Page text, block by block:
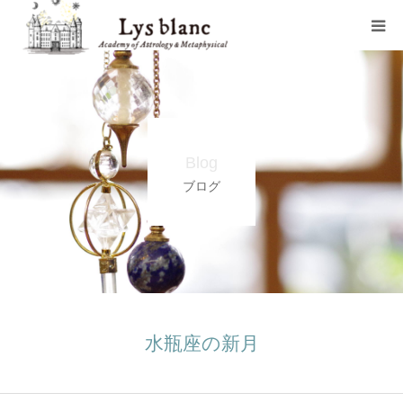
ブログ
水瓶座の新月
プロフィール
メニュー
ウェブショップ
店舗案内